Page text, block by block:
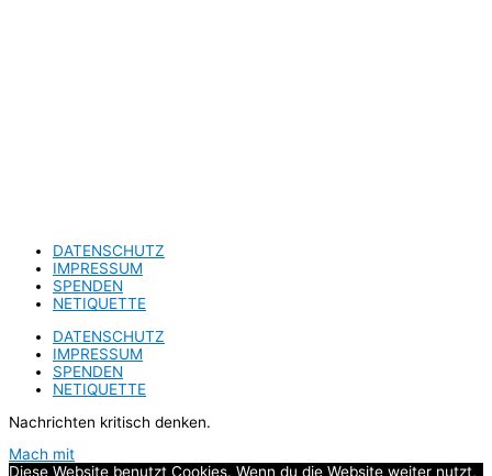
DATENSCHUTZ
IMPRESSUM
SPENDEN
NETIQUETTE
DATENSCHUTZ
IMPRESSUM
SPENDEN
NETIQUETTE
Nachrichten kritisch denken.
Mach mit
Diese Website benutzt Cookies. Wenn du die Website weiter nutzt,